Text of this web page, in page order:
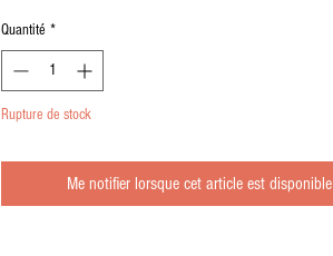
Quantité *
Rupture de stock
Me notifier lorsque cet article est disponible